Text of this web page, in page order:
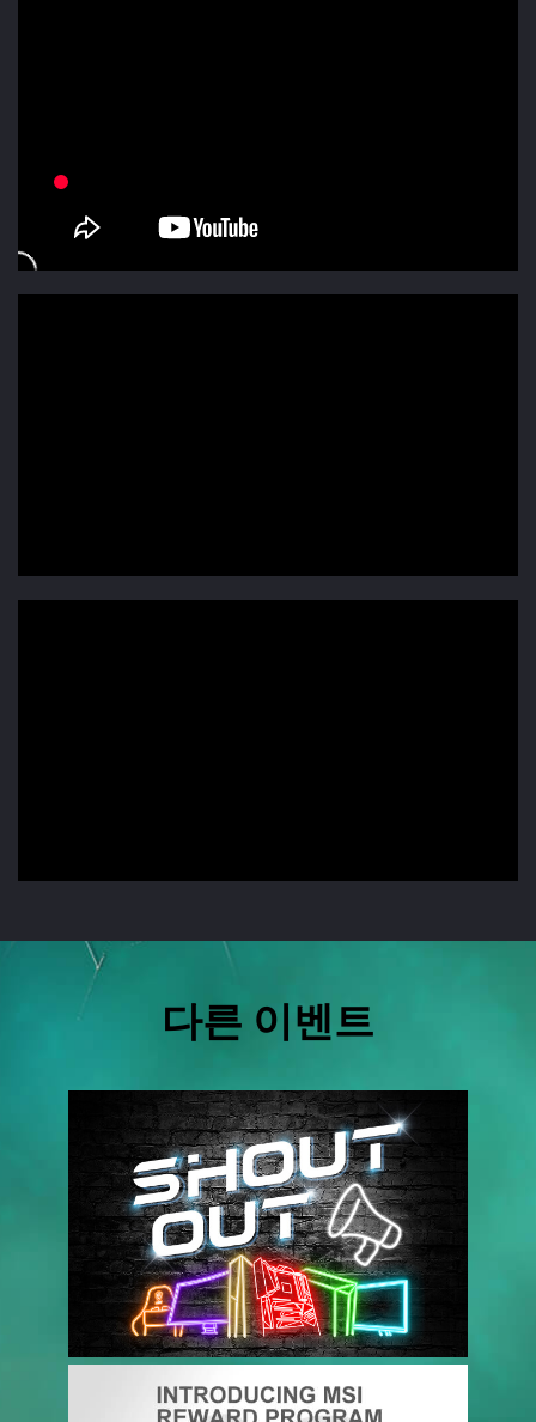
다른 이벤트